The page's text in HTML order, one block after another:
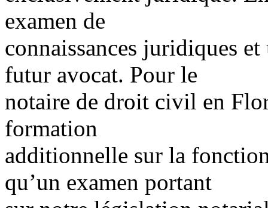
examen de
connaissances juridiques
futur avocat. Pour le
notaire de droit civil en
formation
additionnelle sur la
qu’un examen portant